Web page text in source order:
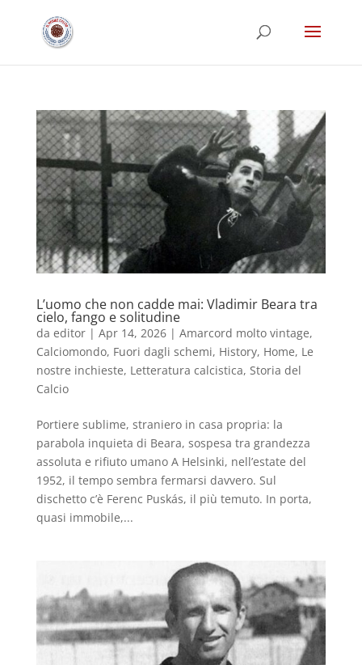
L’uomo che non cadde mai: Vladimir Beara tra
cielo, fango e solitudine
da editor| Apr 14, 2026| Amarcord molto vintage,
Calciomondo, Fuori dagli schemi, History, Home, Le
nostre inchieste, Letteratura calcistica, Storia del
Calcio
Portiere sublime, straniero in casa propria: la
parabola inquieta di Beara, sospesa tra grandezza
assoluta e rifiuto umano A Helsinki, nell’estate del
1952, il tempo sembra fermarsi davvero. Sul
dischetto c’è Ferenc Puskás, il più temuto. In porta,
quasi immobile,...